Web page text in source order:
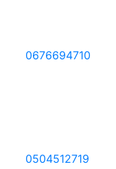
0676694710
0504512719